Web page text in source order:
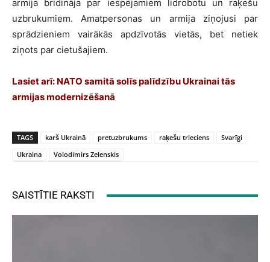
armija brīdināja par iespējamiem lidrobotu un raķešu
uzbrukumiem. Amatpersonas un armija ziņojusi par
sprādzieniem vairākās apdzīvotās vietās, bet netiek
ziņots par cietušajiem.
Lasiet arī: NATO samitā solīs palīdzību Ukrainai tās
armijas modernizēšanā
TAGS karš Ukrainā pretuzbrukums raķešu trieciens
Svarīgi
Ukraina
Volodimirs Zelenskis
SAISTĪTIE RAKSTI